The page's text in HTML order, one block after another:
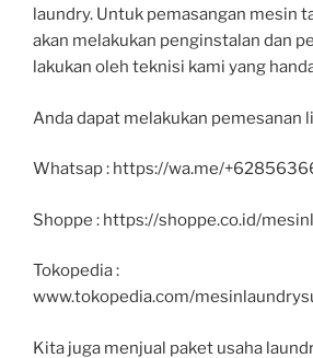
laundry. Untuk pemasangan mesin
akan melakukan penginstalan dan
lakukan oleh teknisi kami yang
Anda dapat melakukan pemesanan
Whatsap : https://wa.me/
Shoppe : https://shoppe.co.id/
Tokopedia :
www.tokopedia.com/
Kita juga menjual paket usaha